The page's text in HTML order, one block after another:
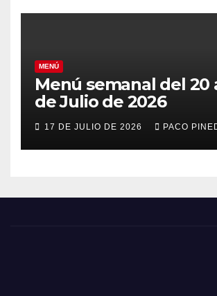
MENÚ
Menú semanal del 20
de Julio de 2026
17 DE JULIO DE 2026 PACO